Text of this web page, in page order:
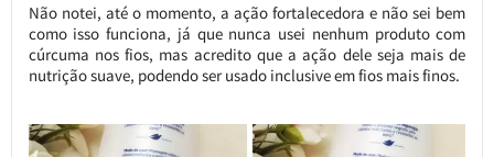
Não notei, até o momento, a ação fortalecedora e não sei bem
como isso funciona, já que nunca usei nenhum produto com
cúrcuma nos fios, mas acredito que a ação dele seja mais de
nutrição suave, podendo ser usado inclusive em fios mais finos.